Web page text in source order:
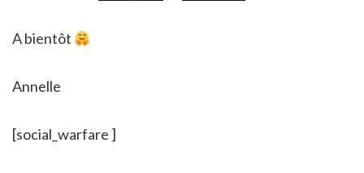
A bientôt
Annelle
[social_warfare ]